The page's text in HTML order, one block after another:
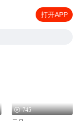
打开APP
745